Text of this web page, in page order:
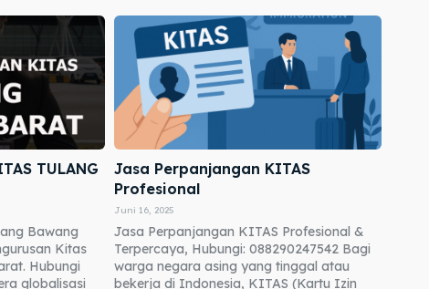
TULANG
Bawang
Kitas
Hubungi
globalisasi
Jasa Perpanjangan KITAS
Profesional
Juni 16, 2025
Jasa Perpanjangan KITAS Profesional &
Terpercaya, Hubungi: 088290247542 Bagi
warga negara asing yang tinggal atau
bekerja di Indonesia, KITAS (Kartu Izin